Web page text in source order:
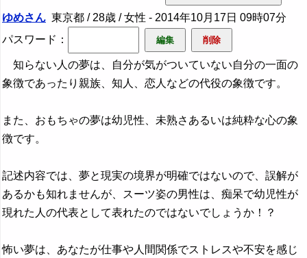
ゆめさん 東京都 / 28歳 / 女性 - 2014年10月17日 09時07分
パスワード：
知らない人の夢は、自分が気がついていない自分の一面の
象徴であったり親族、知人、恋人などの代役の象徴です。
また、おもちゃの夢は幼児性、未熟さあるいは純粋な心の象
徴です。
記述内容では、夢と現実の境界が明確ではないので、誤解が
あるかも知れませんが、スーツ姿の男性は、痴呆で幼児性が
現れた人の代表として表れたのではないでしょうか！？
怖い夢は、あなたが仕事や人間関係でストレスや不安を感じ